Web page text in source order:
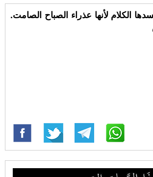
الكلام لأنها عذراء الصباح الصامت.